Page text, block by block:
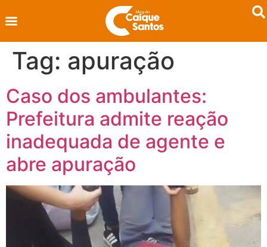
Tag: apuração
Caso dos ambulantes:
Prefeitura admite reação
inadequada de agente e
abre apuração